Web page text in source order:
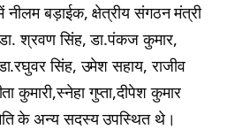
बड़ाईक, क्षेत्रीय संगठन मंत्री
श्रवण सिंह, डा.पंकज कुमार,
सिंह, उमेश सहाय, राजीव
कुमारी,स्नेहा गुप्ता,दीपेश कुमार
के अन्य सदस्य उपस्थित थे।